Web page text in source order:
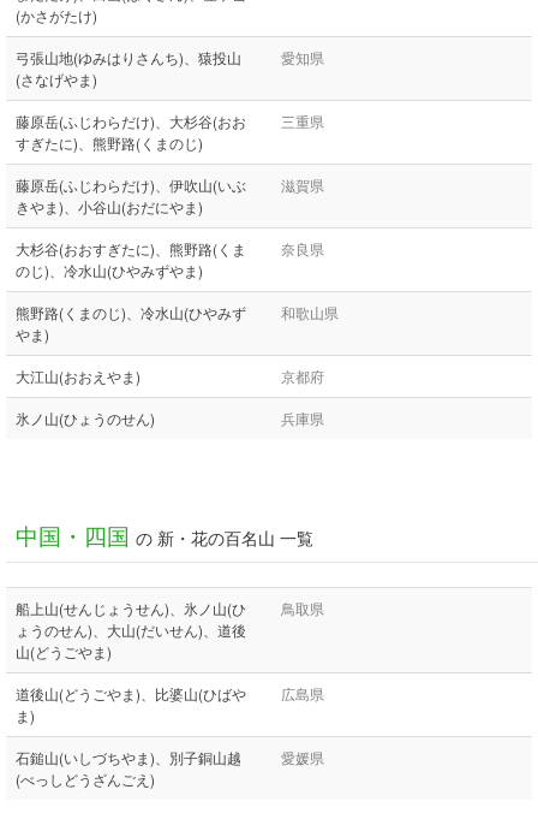
(かさがたけ)
弓張山地(ゆみはりさんち)、猿投山
(さなげやま)
愛知県
藤原岳(ふじわらだけ)、大杉谷(おお
すぎたに)、熊野路(くまのじ)
三重県
藤原岳(ふじわらだけ)、伊吹山(いぶ
きやま)、小谷山(おだにやま)
滋賀県
大杉谷(おおすぎたに)、熊野路(くま
のじ)、冷水山(ひやみずやま)
奈良県
熊野路(くまのじ)、冷水山(ひやみず
やま)
和歌山県
大江山(おおえやま) 京都府
氷ノ山(ひょうのせん) 兵庫県
中国・四国 の 新・花の百名山 一覧
船上山(せんじょうせん)、氷ノ山(ひ
ょうのせん)、大山(だいせん)、道後
山(どうごやま)
鳥取県
道後山(どうごやま)、比婆山(ひばや
ま)
広島県
石鎚山(いしづちやま)、別子銅山越
(べっしどうざんごえ)
愛媛県